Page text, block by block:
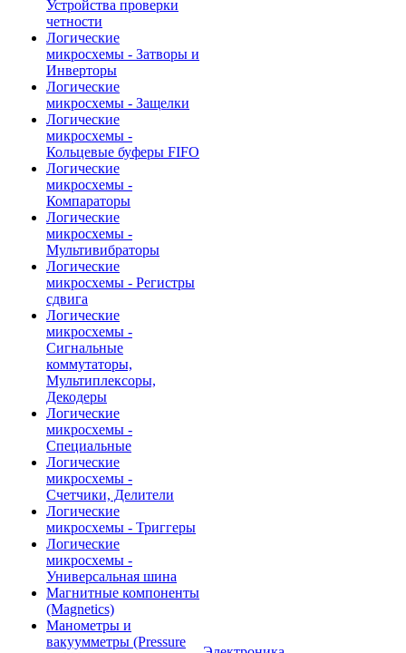
Устройства проверки
четности
Логические
микросхемы - Затворы и
Инверторы
Логические
микросхемы - Защелки
Логические
микросхемы -
Кольцевые буферы FIFO
Логические
микросхемы -
Компараторы
Логические
микросхемы -
Мультивибраторы
Логические
микросхемы - Регистры
сдвига
Логические
микросхемы -
Сигнальные
коммутаторы,
Мультиплексоры,
Декодеры
Логические
микросхемы -
Специальные
Логические
микросхемы -
Счетчики, Делители
Логические
микросхемы - Триггеры
Логические
микросхемы -
Универсальная шина
Магнитные компоненты
(Magnetics)
Манометры и
вакуумметры (Pressure